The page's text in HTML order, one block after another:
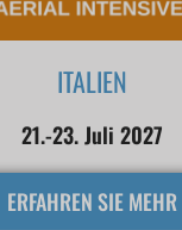
ITALIEN
21.-23. Juli 2027
ERFAHREN SIE MEHR